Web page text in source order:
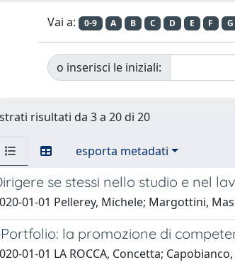
Vai a: 0-9 A B C D E F G
o inserisci le iniziali:
risultati da 3 a 20 di 20
esporta metadati
se stessi nello studio e nel
01-01 Pellerey, Michele; Margottini,
la promozione di
01-01 LA ROCCA, Concetta; Capobianco,